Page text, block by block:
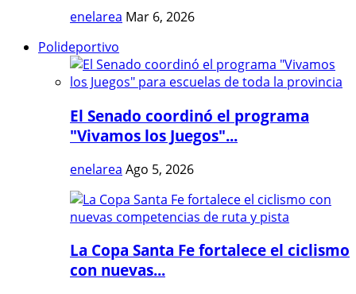
enelarea Mar 6, 2026
Polideportivo
El Senado coordinó el programa
"Vivamos los Juegos"...
enelarea Ago 5, 2026
La Copa Santa Fe fortalece el ciclismo
con nuevas...